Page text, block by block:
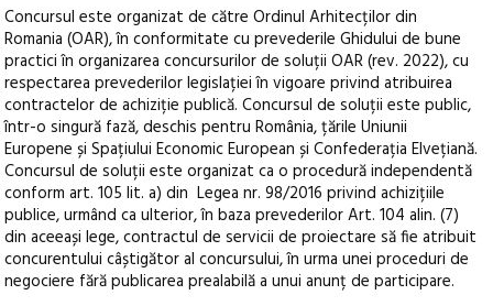
Concursul este organizat de către Ordinul Arhitecților din
Romania (OAR), în conformitate cu prevederile Ghidului de bune
practici în organizarea concursurilor de soluții OAR (rev. 2022), cu
respectarea prevederilor legislației în vigoare privind atribuirea
contractelor de achiziție publică. Concursul de soluții este public,
într-o singură fază, deschis pentru România, țările Uniunii
Europene și Spațiului Economic European și Confederația Elvețiană.
Concursul de soluții este organizat ca o procedură independentă
conform art. 105 lit. a) din Legea nr. 98/2016 privind achizițiile
publice, urmând ca ulterior, în baza prevederilor Art. 104 alin. (7)
din aceeași lege, contractul de servicii de proiectare să fie atribuit
concurentului câștigător al concursului, în urma unei proceduri de
negociere fără publicarea prealabilă a unui anunț de participare.